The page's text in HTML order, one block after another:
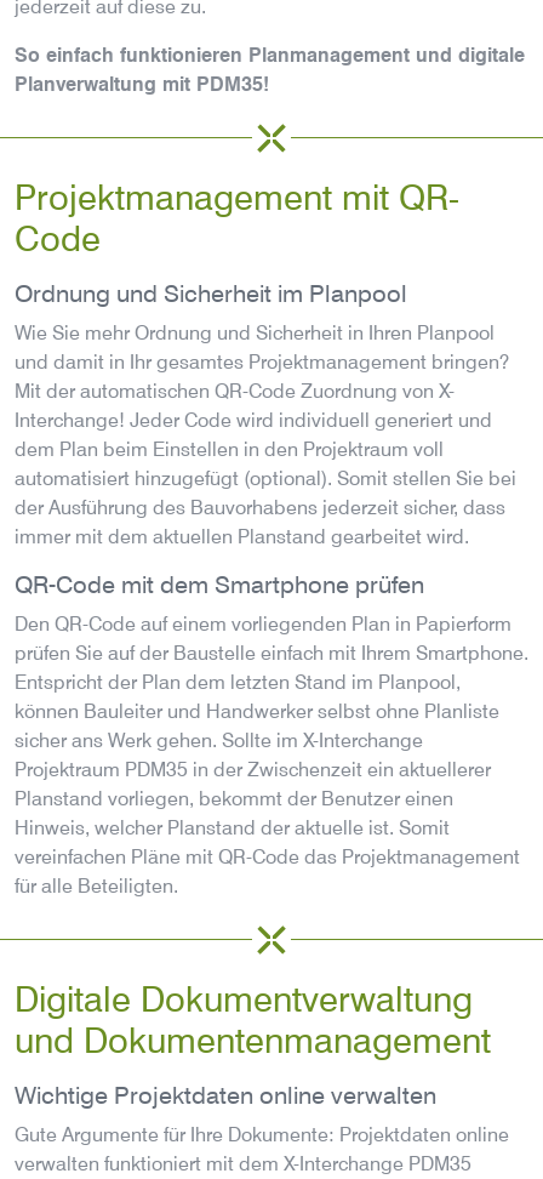
jederzeit auf diese zu.
So einfach funktionieren Planmanagement und digitale
Planverwaltung mit PDM35!
Projektmanagement mit QR-
Code
Ordnung und Sicherheit im Planpool
Wie Sie mehr Ordnung und Sicherheit in Ihren Planpool
und damit in Ihr gesamtes Projektmanagement bringen?
Mit der automatischen QR-Code Zuordnung von X-
Interchange! Jeder Code wird individuell generiert und
dem Plan beim Einstellen in den Projektraum voll
automatisiert hinzugefügt (optional). Somit stellen Sie bei
der Ausführung des Bauvorhabens jederzeit sicher, dass
immer mit dem aktuellen Planstand gearbeitet wird.
QR-Code mit dem Smartphone prüfen
Den QR-Code auf einem vorliegenden Plan in Papierform
prüfen Sie auf der Baustelle einfach mit Ihrem Smartphone.
Entspricht der Plan dem letzten Stand im Planpool,
können Bauleiter und Handwerker selbst ohne Planliste
sicher ans Werk gehen. Sollte im X-Interchange
Projektraum PDM35 in der Zwischenzeit ein aktuellerer
Planstand vorliegen, bekommt der Benutzer einen
Hinweis, welcher Planstand der aktuelle ist. Somit
vereinfachen Pläne mit QR-Code das Projektmanagement
für alle Beteiligten.
Digitale Dokumentverwaltung
und Dokumentenmanagement
Wichtige Projektdaten online verwalten
Gute Argumente für Ihre Dokumente: Projektdaten online
verwalten funktioniert mit dem X-Interchange PDM35